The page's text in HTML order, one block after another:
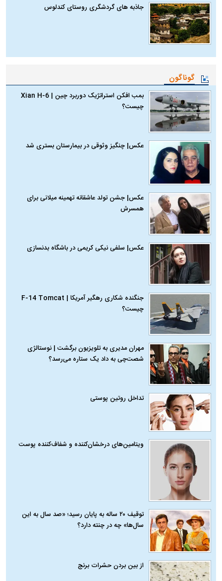
جاذبه های گردشگری روستای کندلوس
گوناگون
بمب افکن استراتژیک دوربرد چین | Xian H-6
چیست؟
عکس| چنگیز وثوقی در بیمارستان بستری شد
عکس| جشن تولد عاشقانه تهمینه میلانی برای
همسرش
عکس| سلفی نیکی کریمی در باشگاه بدنسازی
جنگنده شکاری رهگیر آمریکا | F-14 Tomcat
چیست؟
مهران مدیری به تلویزیون برگشت | نوستالژی
شصت‌چی به داد یک ستاره می‌رسد؟
تداخل روتین پوستی
ویتامین‌های درخشان‌کننده و شفاف‌کننده پوست
توقیف ۲۰ ساله به پایان رسید؛ «صد سال به این
سال‌ها» چه در چنته دارد؟
از بین بردن حشرات برنج